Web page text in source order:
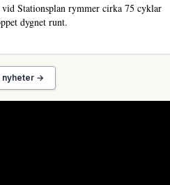
vid Stationsplan rymmer cirka 75 cyklar
dygnet runt.
nyheter →